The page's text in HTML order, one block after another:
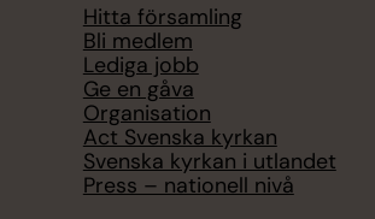
Hitta församling
Bli medlem
Lediga jobb
Ge en gåva
Organisation
Act Svenska kyrkan
Svenska kyrkan i utlandet
Press – nationell nivå